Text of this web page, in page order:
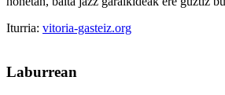
Iturria: vitoria-gasteiz.org
Laburrean